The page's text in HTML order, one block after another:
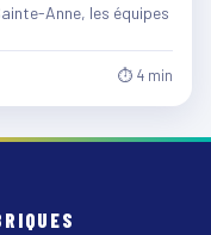
Anne, les équipes
⏱ 4 min